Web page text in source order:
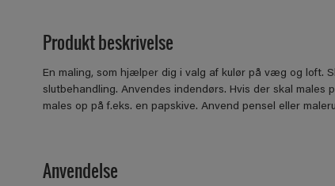
Produkt beskrivelse
En maling, som hjælper dig i valg af kulør på væg og loft.
slutbehandling. Anvendes indendørs. Hvis der skal
males op på f.eks. en papskive. Anvend pensel eller
Anvendelse